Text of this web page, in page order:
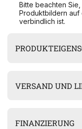
Bitte beachten
Produktbildern auf
verbindlich ist.
VERSAND UND
FINANZIERUNG